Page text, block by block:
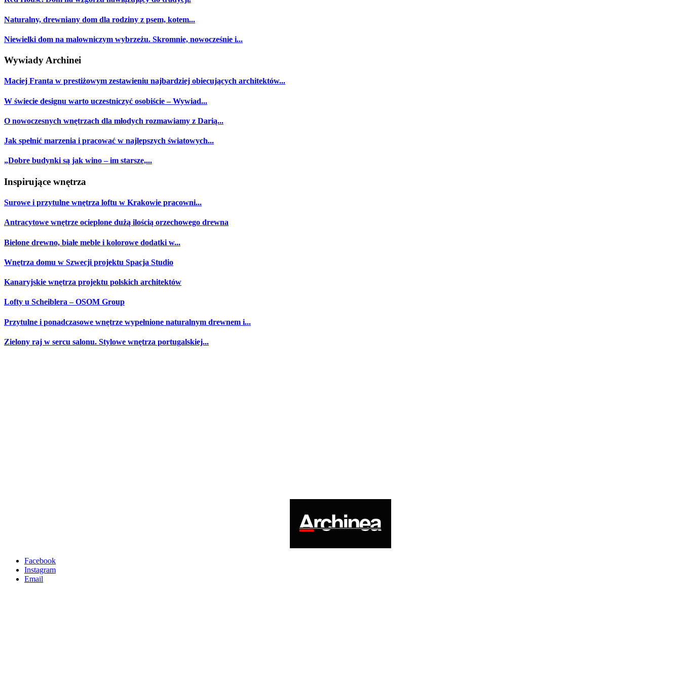
Naturalny, drewniany dom dla rodziny z psem, kotem...
Niewielki dom na malowniczym wybrzeżu. Skromnie, nowocześnie i...
Wywiady Archinei
Maciej Franta w prestiżowym zestawieniu najbardziej obiecujących architektów...
W świecie designu warto uczestniczyć osobiście – Wywiad...
O nowoczesnych wnętrzach dla młodych rozmawiamy z Darią...
Jak spełnić marzenia i pracować w najlepszych światowych...
„Dobre budynki są jak wino – im starsze,...
Inspirujące wnętrza
Surowe i przytulne wnętrza loftu w Krakowie pracowni...
Antracytowe wnętrze ocieplone dużą ilością orzechowego drewna
Bielone drewno, białe meble i kolorowe dodatki w...
Wnętrza domu w Szwecji projektu Spacja Studio
Kanaryjskie wnętrza projektu polskich architektów
Lofty u Scheiblera – OSOM Group
Przytulne i ponadczasowe wnętrze wypełnione naturalnym drewnem i...
Zielony raj w sercu salonu. Stylowe wnętrza portugalskiej...
Facebook
Instagram
Email